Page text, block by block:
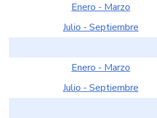
Enero - Marzo
Julio - Septiembre
Enero - Marzo
Julio - Septiembre